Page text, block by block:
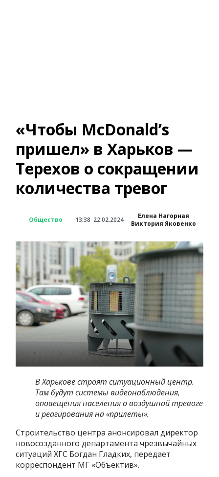
«Чтобы McDonald’s
пришел» в Харьков —
Терехов о сокращении
количества тревог
Общество 13:38 22.02.2024
Елена Нагорная
Виктория Яковенко
В Харькове строят ситуационный центр.
Там будут системы видеонаблюдения,
оповещения населения о воздушной тревоге
и реагирования на «прилеты».
Строительство центра анонсировал директор
новосозданного департамента чрезвычайных
ситуаций ХГС Богдан Гладких, передает
корреспондент МГ «Объектив».